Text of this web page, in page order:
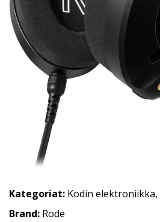
Kategoriat: Kodin elektroniikka,
Brand: Rode